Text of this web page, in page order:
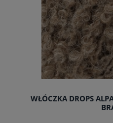
WŁÓCZKA DROPS